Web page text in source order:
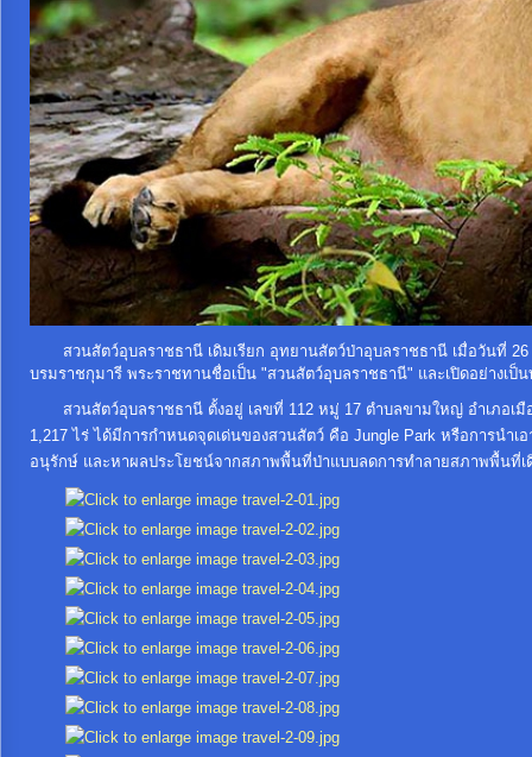
งาน
การ
ให้
บริการ
แผนการ
จ่าย
งบ
ประมาณ
ปี
การ
บริหาร
และ
พัฒนา
ทรัพยากร
บุคคล
การ
สวนสัตว์อุบลราชธานี เดิมเรียก อุทยานสัตว์ป่าอุบลราชธานี เมื่อวันที่
บรมราชกุมารี พระราชทานชื่อเป็น "สวนสัตว์อุบลราชธานี" และเปิดอย่างเป็
สวนสัตว์อุบลราชธานี ตั้งอยู่ เลขที่ 112 หมู่ 17 ตำบลขามใหญ่ อำเภอเ
1,217 ไร่ ได้มีการกำหนดจุดเด่นของสวนสัตว์ คือ Jungle Park หรือการน
อนุรักษ์ และหาผลประโยชน์จากสภาพพื้นที่ป่าแบบลดการทำลายสภาพพื้นที่